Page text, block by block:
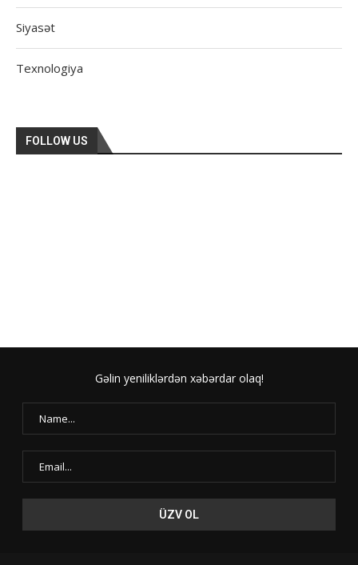
Siyasət
Texnologiya
FOLLOW US
Gəlin yeniliklərdən xəbərdar olaq!